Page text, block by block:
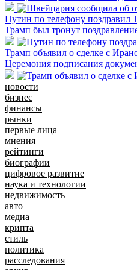
Путин по телефону поздравил
Трамп был тронут
Трамп объявил о сделке с
Церемония подписания
новости
бизнес
финансы
рынки
первые лица
мнения
рейтинги
биографии
цифровое развитие
наука и технологии
недвижимость
авто
медиа
крипта
стиль
политика
расследования